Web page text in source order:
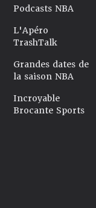
Podcasts NBA
L'Apéro
TrashTalk
Grandes dates de
la saison NBA
Incroyable
Brocante Sports